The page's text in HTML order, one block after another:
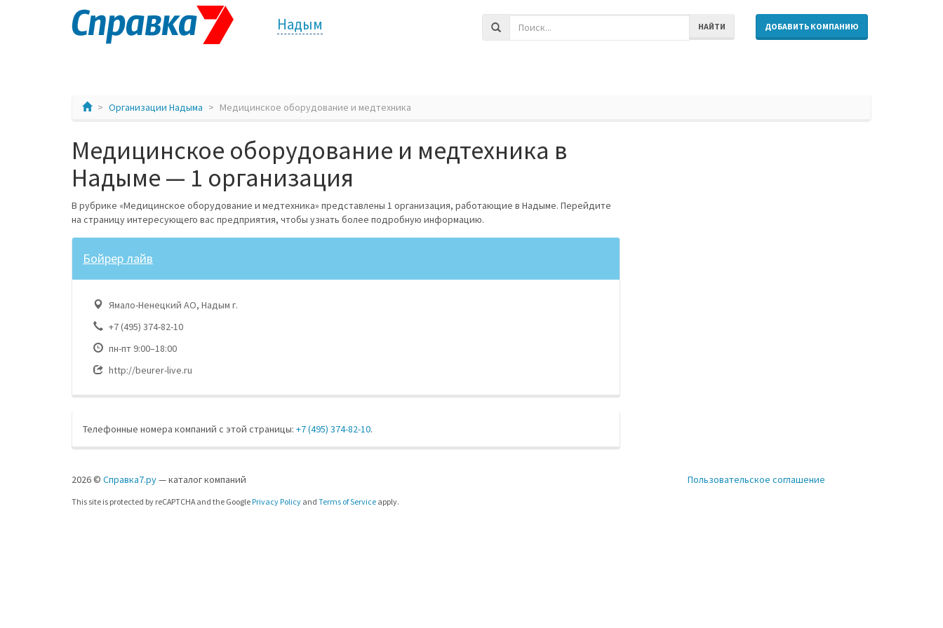
Надым НАЙТИ ДОБАВИТЬ КОМПАНИЮ
Организации Надыма Медицинское оборудование и медтехника
Медицинское оборудование и медтехника в
Надыме — 1 организация
В рубрике «Медицинское оборудование и медтехника» представлены 1 организация, работающие в Надыме. Перейдите
на страницу интересующего вас предприятия, чтобы узнать более подробную информацию.
Бойрер лайв
Ямало-Ненецкий АО, Надым г.
+7 (495) 374-82-10
пн-пт 9:00–18:00
http://beurer-live.ru
Телефонные номера компаний с этой страницы: +7 (495) 374-82-10.
2026 © Справка7.ру— каталог компаний
This site is protected by reCAPTCHA and the Google Privacy Policy and Terms of Service apply.
Пользовательское соглашение